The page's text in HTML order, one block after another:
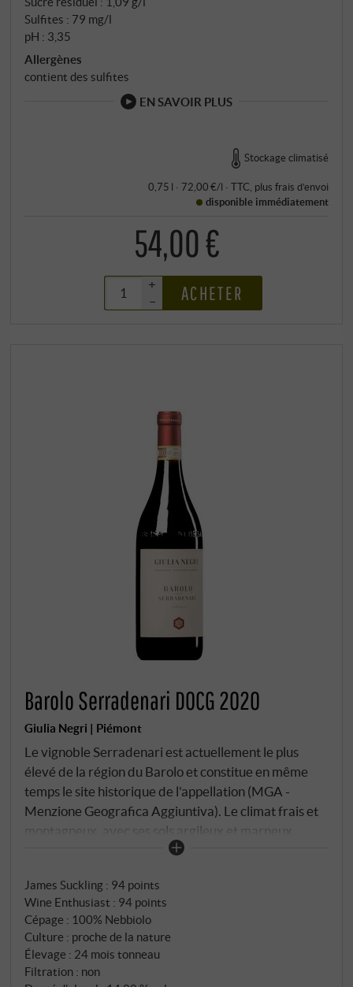
Sulfites : 79 mg/l
pH : 3,35
Allergènes
contient des sulfites
EN SAVOIR PLUS
Stockage climatisé
0,75 l · 72,00 €/l · TTC , plus frais d’envoi
disponible immédiatement
54,00 €
+
–
ACHETER
Barolo Serradenari DOCG 2020
Giulia Negri | Piémont
Le vignoble Serradenari est actuellement le plus
élevé de la région du Barolo et constitue en même
temps le site historique de l'appellation (MGA -
Menzione Geografica Aggiuntiva). Le climat frais et
montagneux, avec ses sols argileux et marneux,
donne naissance ici à un nebbiolo qui fait peu de mots
James Suckling : 94 points
Wine Enthusiast : 94 points
Cépage : 100% Nebbiolo
Culture : proche de la nature
Élevage : 24 mois tonneau
Filtration : non